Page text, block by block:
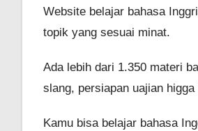
Website belajar bahasa
topik yang sesuai minat.
Ada lebih dari 1.350 materi
slang, persiapan uajian
Kamu bisa belajar bahasa